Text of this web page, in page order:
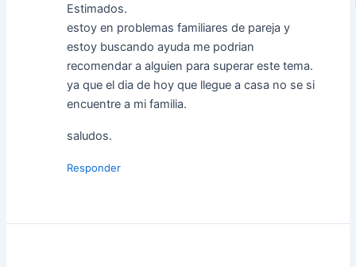
Estimados.
estoy en problemas familiares de pareja y
estoy buscando ayuda me podrian
recomendar a alguien para superar este tema.
ya que el dia de hoy que llegue a casa no se si
encuentre a mi familia.
saludos.
Responder